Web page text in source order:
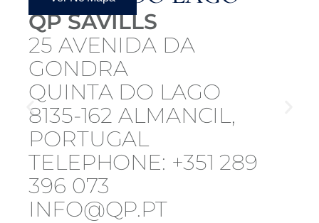
QP SAVILLS
25 AVENIDA DA
GONDRA
QUINTA DO LAGO
8135-162 ALMANCIL,
PORTUGAL
TELEPHONE: +351 289
396 073
INFO@QP.PT